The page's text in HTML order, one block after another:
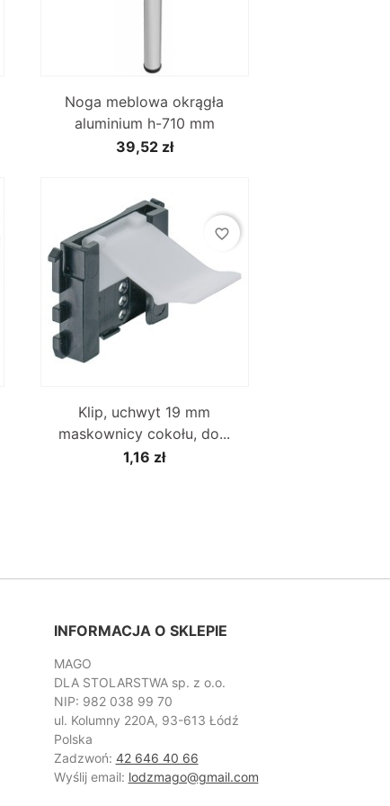
Noga meblowa okrągła
aluminium h-710 mm
39,52 zł
Klip, uchwyt 19 mm
maskownicy cokołu, do...
1,16 zł
favorite_border
INFORMACJA O SKLEPIE
MAGO
DLA STOLARSTWA sp. z o.o.
NIP: 982 038 99 70
ul. Kolumny 220A, 93-613 Łódź
Polska
Zadzwoń: 42 646 40 66
Wyślij email: lodzmago@gmail.com